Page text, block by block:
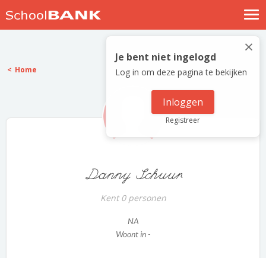
Nostalgische verhalen
Log in
Meld je gratis aan
×
Je bent niet ingelogd
Log in om deze pagina te bekijken
Inloggen
Registreer
Home
Danny Schuur
Kent 0 personen
NA
Woont in -